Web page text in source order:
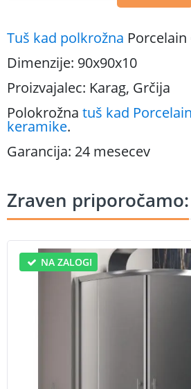
Tuš kad polkrožnа Porcelain
Dimenzije: 90x90x10
Proizvajalec: Karag, Grčija
Polokrožna tuš kad
keramike.
Garancija: 24 mesecev
Zraven priporočamo:
NA ZALOGI